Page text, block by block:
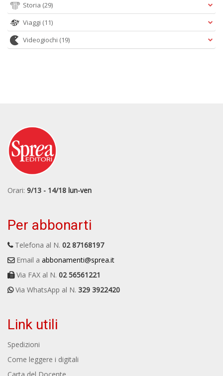
Storia (29)
Viaggi (11)
Videogiochi (19)
Orari: 9/13 - 14/18 lun-ven
Per abbonarti
Telefona al N. 02 87168197
Email a abbonamenti@sprea.it
Via FAX al N. 02 56561221
Via WhatsApp al N. 329 3922420
Link utili
Spedizioni
Come leggere i digitali